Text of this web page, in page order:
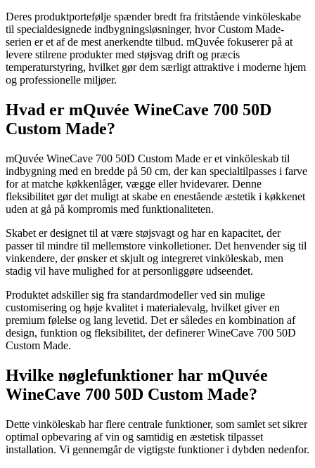
Deres produktportefølje spænder bredt fra fritstående vinköleskabe
til specialdesignede indbygningsløsninger, hvor Custom Made-
serien er et af de mest anerkendte tilbud. mQuvée fokuserer på at
levere stilrene produkter med støjsvag drift og præcis
temperaturstyring, hvilket gør dem særligt attraktive i moderne hjem
og professionelle miljøer.
Hvad er mQuvée WineCave 700 50D
Custom Made?
mQuvée WineCave 700 50D Custom Made er et vinköleskab til
indbygning med en bredde på 50 cm, der kan specialtilpasses i farve
for at matche køkkenlåger, vægge eller hvidevarer. Denne
fleksibilitet gør det muligt at skabe en enestående æstetik i køkkenet
uden at gå på kompromis med funktionaliteten.
Skabet er designet til at være støjsvagt og har en kapacitet, der
passer til mindre til mellemstore vinkolletioner. Det henvender sig til
vinkendere, der ønsker et skjult og integreret vinköleskab, men
stadig vil have mulighed for at personliggøre udseendet.
Produktet adskiller sig fra standardmodeller ved sin mulige
customisering og høje kvalitet i materialevalg, hvilket giver en
premium følelse og lang levetid. Det er således en kombination af
design, funktion og fleksibilitet, der definerer WineCave 700 50D
Custom Made.
Hvilke nøglefunktioner har mQuvée
WineCave 700 50D Custom Made?
Dette vinköleskab har flere centrale funktioner, som samlet set sikrer
optimal opbevaring af vin og samtidig en æstetisk tilpasset
installation. Vi gennemgår de vigtigste funktioner i dybden nedenfor.